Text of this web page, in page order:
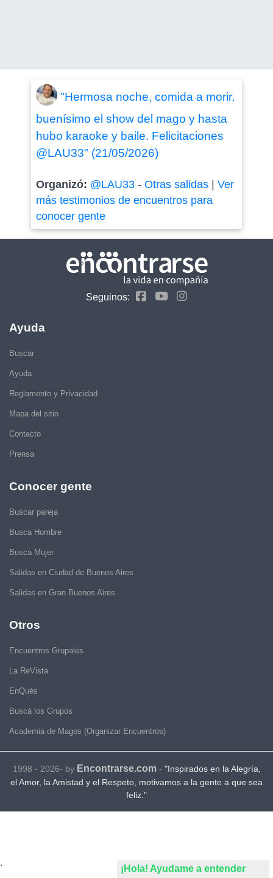
¡Hola! Ayudame a entender
"Hermosa noche, comida a morir,
buenísimo el show del mago y hasta
hubo karaoke y baile. Felicitaciones
@LAU33" (21/05/2026)
Organizó: @LAU33- Otras salidas| Ver
más testimonios de encuentros para
conocer gente
Seguinos:
Ayuda
Buscar
Ayuda
Reglamento y Privacidad
Mapa del sitio
Contacto
Prensa
Conocer gente
Buscar pareja
Busca Hombre
Busca Mujer
Salidas en Ciudad de Buenos Aires
Salidas en Gran Buenos Aires
Otros
Encuentros Grupales
La ReVista
EnQués
Buscá los Grupos
Academia de Magos (Organizar Encuentros)
1998 - 2026- by Encontrarse.com- "Inspirados en la Alegría,
el Amor, la Amistad y el Respeto, motivamos a la gente a que sea
feliz."
.